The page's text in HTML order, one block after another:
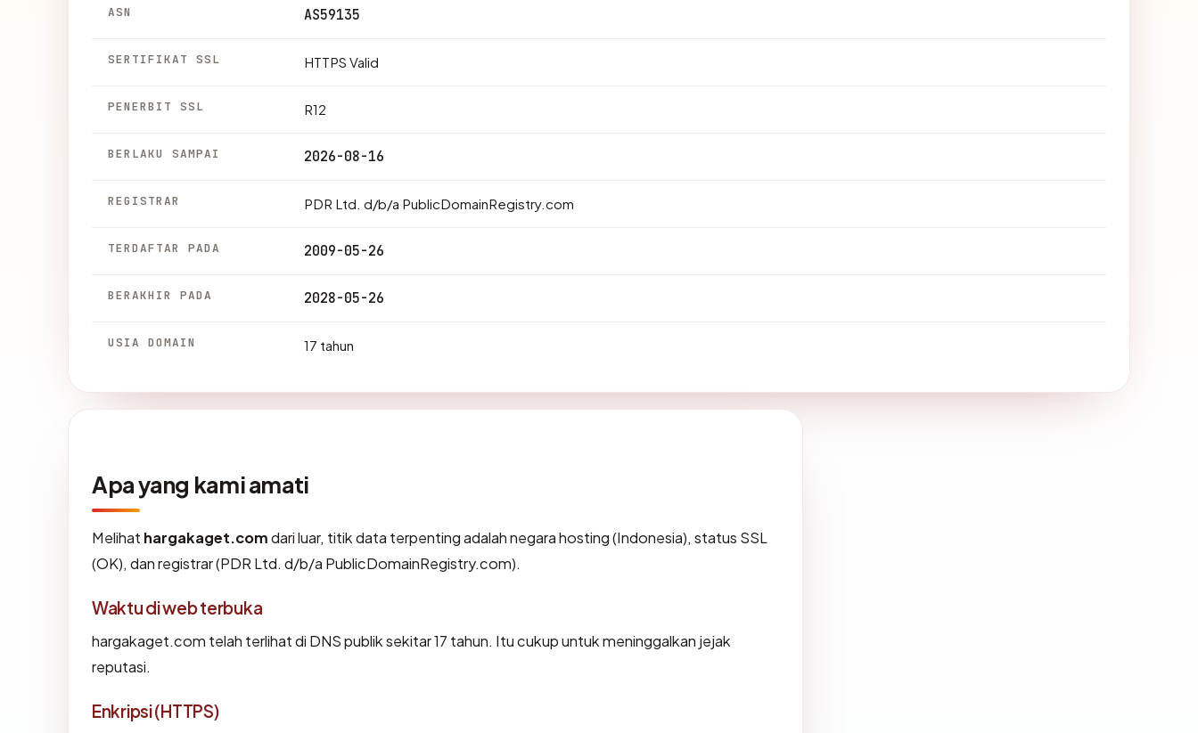
ASN AS59135
SERTIFIKAT SSL HTTPS Valid
PENERBIT SSL R12
BERLAKU SAMPAI 2026-08-16
REGISTRAR PDR Ltd. d/b/a PublicDomainRegistry.com
TERDAFTAR PADA 2009-05-26
BERAKHIR PADA 2028-05-26
USIA DOMAIN 17 tahun
Apa yang kami amati
Melihat hargakaget.comdari luar, titik data terpenting adalah negara hosting (Indonesia), status SSL
(OK), dan registrar (PDR Ltd. d/b/a PublicDomainRegistry.com).
Waktu di web terbuka
hargakaget.com telah terlihat di DNS publik sekitar 17 tahun. Itu cukup untuk meninggalkan jejak
reputasi.
Enkripsi (HTTPS)